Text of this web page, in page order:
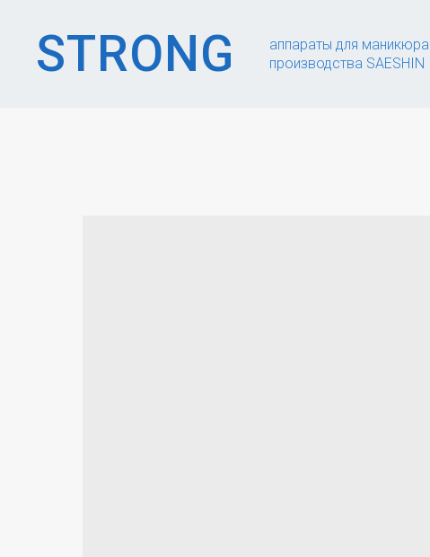
STRONG
аппараты для маникюра
производства SAESHIN